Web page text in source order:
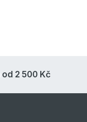
od 2 500 Kč